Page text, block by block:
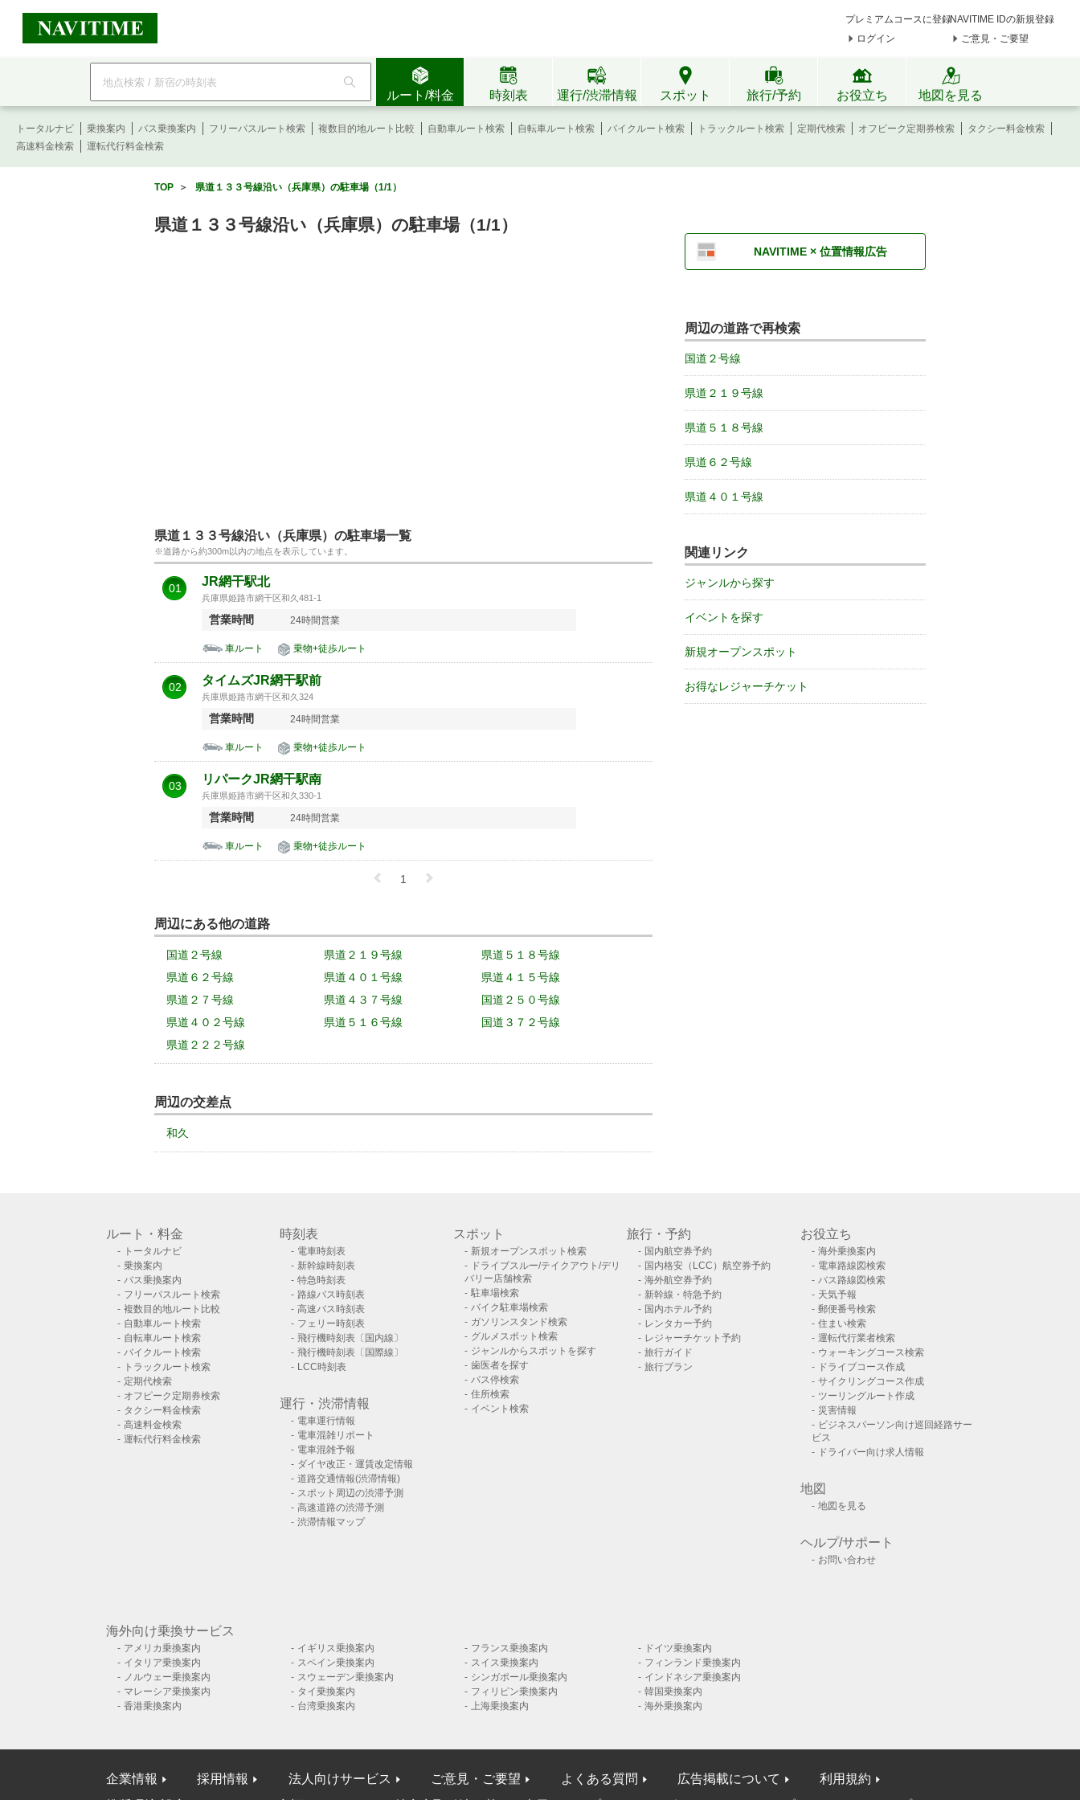
プレミアムコースに登録NAVITIME IDの新規登録
ログイン
ご意見・ご要望
フ
ワ
ド
検
ルート/料金 時刻表 運行/渋滞情報 スポット 旅行/予約 お役立ち 地図を見る
トータルナビ 乗換案内 バス乗換案内 フリーパスルート検索 複数目的地ルート比較 自動車ルート検索 自転車ルート検索 バイクルート検索 トラックルート検索 定期代検索 オフピーク定期券検索
タクシー料金検索
高速料金検索
運転代行料金検索
TOP ＞ 県道１３３号線沿い（兵庫県）の駐車場（1/1）
県道１３３号線沿い（兵庫県）の駐車場（1/1）
県道１３３号線沿い（兵庫県）の駐車場一覧
※道路から約300m以内の地点を表示しています。
01 JR網干駅北
兵庫県姫路市網干区和久481-1
営業時間 24時間営業
車ルート 乗物+徒歩ルート
02 タイムズJR網干駅前
兵庫県姫路市網干区和久324
営業時間 24時間営業
車ルート 乗物+徒歩ルート
03 リパークJR網干駅南
兵庫県姫路市網干区和久330-1
営業時間 24時間営業
車ルート 乗物+徒歩ルート
1
周辺にある他の道路
国道２号線 県道２１９号線
県道５１８号線
県道６２号線
県道４０１号線
県道４１５号線
県道２７号線
県道４３７号線
国道２５０号線
県道４０２号線
県道５１６号線
国道３７２号線
県道２２２号線
周辺の交差点
和久
NAVITIME × 位置情報広告
周辺の道路で再検索
国道２号線
県道２１９号線
県道５１８号線
県道６２号線
県道４０１号線
関連リンク
ジャンルから探す
イベントを探す
新規オープンスポット
お得なレジャーチケット
ルート・料金
トータルナビ
乗換案内
バス乗換案内
フリーパスルート検索
複数目的地ルート比較
自動車ルート検索
自転車ルート検索
バイクルート検索
トラックルート検索
定期代検索
オフピーク定期券検索
タクシー料金検索
高速料金検索
運転代行料金検索
時刻表
電車時刻表
新幹線時刻表
特急時刻表
路線バス時刻表
高速バス時刻表
フェリー時刻表
飛行機時刻表〔国内線〕
飛行機時刻表〔国際線〕
LCC時刻表
運行・渋滞情報
電車運行情報
電車混雑リポート
電車混雑予報
ダイヤ改正・運賃改定情報
道路交通情報(渋滞情報)
スポット周辺の渋滞予測
高速道路の渋滞予測
渋滞情報マップ
スポット
新規オープンスポット検索
ドライブスルー/テイクアウト/デリ
バリー店舗検索
駐車場検索
バイク駐車場検索
ガソリンスタンド検索
グルメスポット検索
ジャンルからスポットを探す
歯医者を探す
バス停検索
住所検索
イベント検索
旅行・予約
国内航空券予約
国内格安（LCC）航空券予約
海外航空券予約
新幹線・特急予約
国内ホテル予約
レンタカー予約
レジャーチケット予約
旅行ガイド
旅行プラン
お役立ち
海外乗換案内
電車路線図検索
バス路線図検索
天気予報
郵便番号検索
住まい検索
運転代行業者検索
ウォーキングコース検索
ドライブコース作成
サイクリングコース作成
ツーリングルート作成
災害情報
ビジネスパーソン向け巡回経路サー
ビス
ドライバー向け求人情報
地図
地図を見る
ヘルプ/サポート
お問い合わせ
海外向け乗換サービス
アメリカ乗換案内 イギリス乗換案内 フランス乗換案内
ドイツ乗換案内
イタリア乗換案内
スペイン乗換案内 スイス乗換案内
フィンランド乗換案内
ノルウェー乗換案内
スウェーデン乗換案内 シンガポール乗換案内
インドネシア乗換案内
マレーシア乗換案内
タイ乗換案内 フィリピン乗換案内
韓国乗換案内
香港乗換案内
台湾乗換案内 上海乗換案内 海外乗換案内
企業情報 採用情報 法人向けサービス ご意見・ご要望 よくある質問 広告掲載について
利用規約